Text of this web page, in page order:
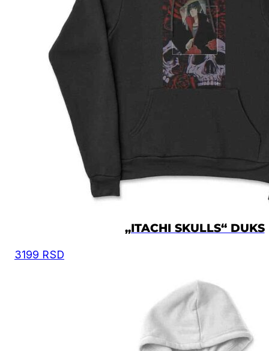
„ITACHI SKULLS“ DUKS
3199 RSD